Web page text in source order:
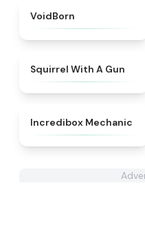
VoidBorn
Squirrel With A Gun
4.5
Incredibox Mechanic